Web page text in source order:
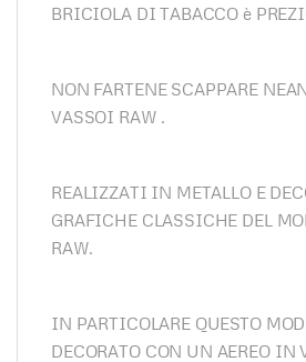
BRICIOLA DI TABACCO è
NON FARTENE SCAPPARE
VASSOI RAW .
REALIZZATI IN METALLO E
GRAFICHE CLASSICHE DEL
RAW.
IN PARTICOLARE QUESTO
DECORATO CON UN AEREO IN